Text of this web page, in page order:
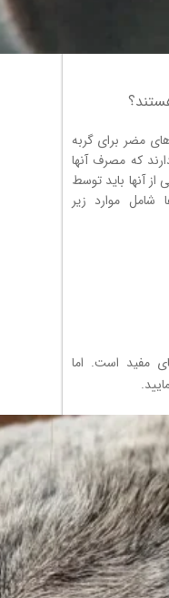
مضر برای گربه
که مصرف آنها
از آنها باید توسط
شامل موارد زیر
مفید است. اما